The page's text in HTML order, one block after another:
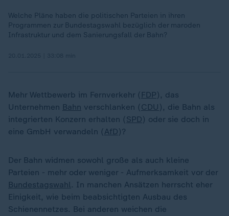
Welche Pläne haben die politischen Parteien in ihren
Programmen zur Bundestagswahl bezüglich der maroden
Infrastruktur und dem Sanierungsfall der Bahn?
Mehr Wettbewerb im Fernverkehr ( FDP), das
Unternehmen Bahn verschlanken (CDU ), die Bahn als
integrierten Konzern erhalten (SPD) oder sie doch in
eine GmbH verwandeln (AfD)?
Der Bahn widmen sowohl große als auch kleine
Parteien - mehr oder weniger - Aufmerksamkeit vor der
Bundestagswahl. In manchen Ansätzen herrscht eher
Einigkeit, wie beim beabsichtigten Ausbau des
Schienennetzes. Bei anderen weichen die